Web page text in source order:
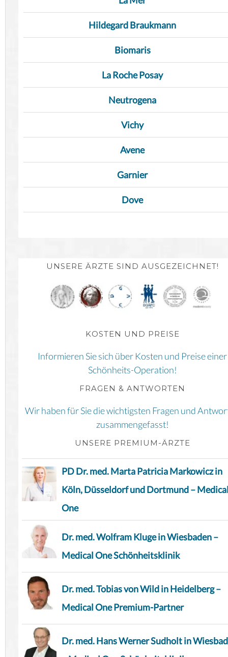
Hildegard Braukmann
Biomaris
La Roche Posay
Neutrogena
Vichy
Avene
Garnier
Dove
UNSERE ÄRZTE SIND AUSGEZEICHNET!
KOSTEN UND PREISE
Informieren Sie sich über Kosten und Preise einer
Schönheits-Operation!
FRAGEN & ANTWORTEN
Wir haben für Sie die wichtigsten Fragen und
zusammengefasst!
UNSERE PREMIUM-ÄRZTE
PD Dr. med. Marta Patricia Markowicz in
Köln, Düsseldorf und Dortmund –
One
Dr. med. Wolfram Kluge in Wiesbaden –
Medical One Schönheitsklinik
Dr. med. Tobias von Wild in Heidelberg –
Medical One Premium-Partner
Dr. med. Hans Werner Sudholt in